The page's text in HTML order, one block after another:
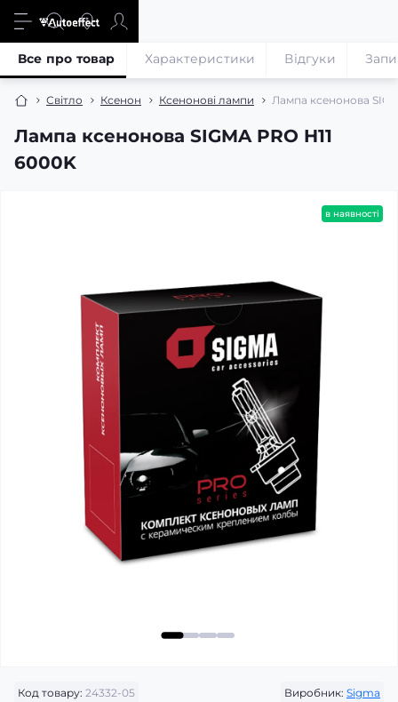
Світло Ксенон Ксенонові лампи Лампа ксенонова
Лампа ксенонова SIGMA PRO H11
6000K
Все про товар Характеристики Відгуки
в наявності
Код товару: 24332-05 Виробник: Sigma